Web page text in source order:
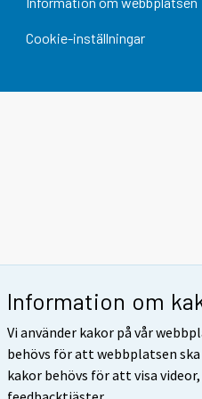
Information om
Vi använder kakor på vår
behövs för att webbplatsen
kakor behövs för att visa
Cookie-inställningar